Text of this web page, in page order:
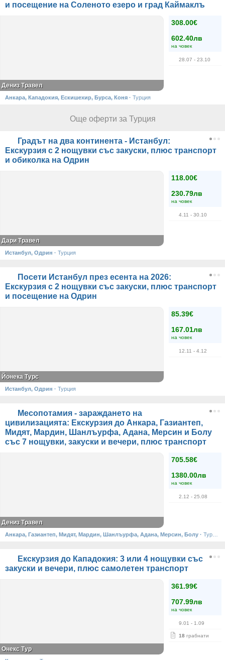
и посещение на Соленото езеро и град Каймаклъ
308.00€
602.40лв
на човек
28.07 - 23.10
Дениз Травел
Анкара, Кападокия, Ескишехир, Бурса, Коня · Турция
Още оферти за Турция
Градът на два континента - Истанбул:
Екскурзия с 2 нощувки със закуски, плюс транспорт
и обиколка на Одрин
118.00€
230.79лв
на човек
4.11 - 30.10
Дари Травел
Истанбул, Одрин · Турция
Посети Истанбул през есента на 2026:
Екскурзия с 2 нощувки със закуски, плюс транспорт
и посещение на Одрин
85.39€
167.01лв
на човек
12.11 - 4.12
Йонека Турс
Истанбул, Одрин · Турция
Месопотамия - зараждането на
цивилизацията: Екскурзия до Анкара, Газиантеп,
Мидят, Мардин, Шанлъурфа, Адана, Мерсин и Болу
със 7 нощувки, закуски и вечери, плюс транспорт
705.58€
1380.00лв
на човек
2.12 - 25.08
Дениз Травел
Анкара, Газиантеп, Мидят, Мардин, Шанлъурфа, Адана, Мерсин, Болу · Турция
Екскурзия до Кападокия: 3 или 4 нощувки със
закуски и вечери, плюс самолетен транспорт
361.99€
707.99лв
на човек
9.01 - 1.09
18 грабнати
Онекс Тур